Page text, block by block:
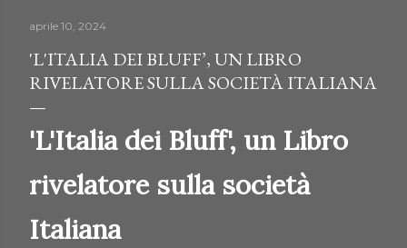
aprile 10, 2024
'L'ITALIA DEI BLUFF’, UN LIBRO
RIVELATORE SULLA SOCIETÀ ITALIANA
'L'Italia dei Bluff', un Libro
rivelatore sulla società
Italiana